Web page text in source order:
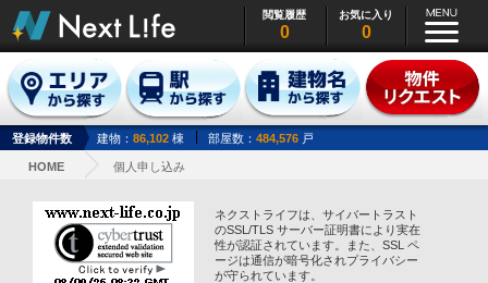
閲覧履歴
0
お気に入り
0
登録物件数 建物： 86,102 棟 部屋数： 484,576 戸
HOME 個人申し込み
ネクストライフは、サイバートラスト
のSSL/TLS サーバー証明書により実在
性が認証されています。また、SSL ペ
ージは通信が暗号化されプライバシー
が守られています。